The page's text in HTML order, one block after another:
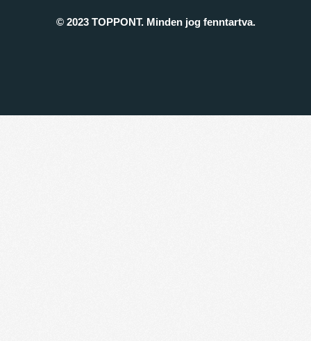
© 2023 TOPPONT. Minden jog fenntartva.